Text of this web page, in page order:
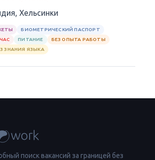
Хельсинки
БИОМЕТРИЧЕСКИЙ ПАСПОРТ
ПИТАНИЕ
БЕЗ ОПЫТА РАБОТЫ
ЗНАНИЯ ЯЗЫКА
поиск вакансий за границей без